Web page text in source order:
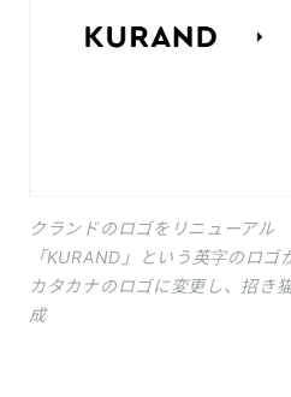
クランドのロゴをリニューアル
「KURAND」という英字のロ
カタカナのロゴに変更し、招き
成